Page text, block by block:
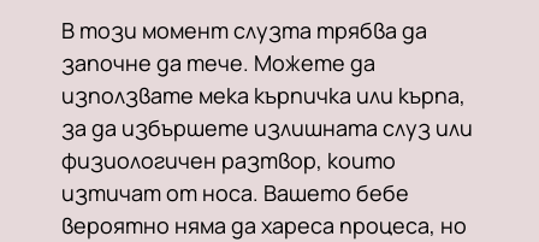
В този момент слузта трябва да
започне да тече. Можете да
използвате мека кърпичка или кърпа,
за да избършете излишната слуз или
физиологичен разтвор, които
изтичат от носа. Вашето бебе
вероятно няма да хареса процеса, но